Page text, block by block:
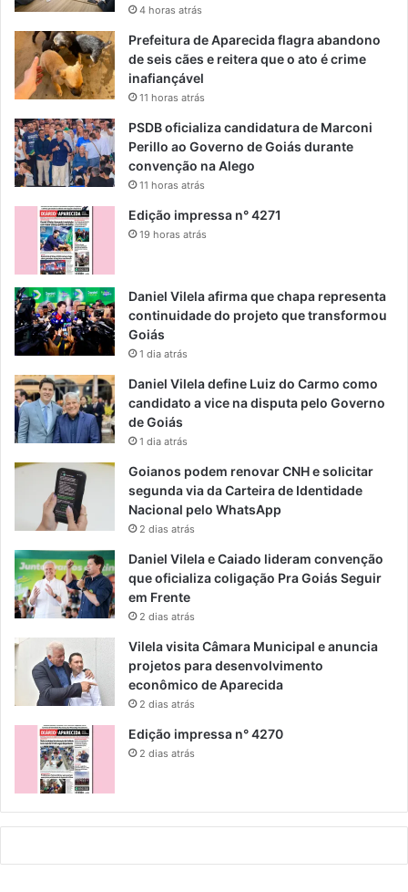
4 horas atrás
Prefeitura de Aparecida flagra abandono
de seis cães e reitera que o ato é crime
inafiançável
11 horas atrás
PSDB oficializa candidatura de Marconi
Perillo ao Governo de Goiás durante
convenção na Alego
11 horas atrás
Edição impressa n° 4271
19 horas atrás
Daniel Vilela afirma que chapa representa
continuidade do projeto que transformou
Goiás
1 dia atrás
Daniel Vilela define Luiz do Carmo como
candidato a vice na disputa pelo Governo
de Goiás
1 dia atrás
Goianos podem renovar CNH e solicitar
segunda via da Carteira de Identidade
Nacional pelo WhatsApp
2 dias atrás
Daniel Vilela e Caiado lideram convenção
que oficializa coligação Pra Goiás Seguir
em Frente
2 dias atrás
Vilela visita Câmara Municipal e anuncia
projetos para desenvolvimento
econômico de Aparecida
2 dias atrás
Edição impressa n° 4270
2 dias atrás